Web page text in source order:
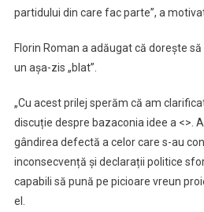
partidului din care fac parte”, a
Florin Roman a adăugat că dorește
un așa-zis „blat”.
„Cu acest prilej sperăm că am
discuție despre bazaconia idee a <>.
gândirea defectă a celor care s-au
inconsecvență și declarații politice
capabili să pună pe picioare vreun
el.